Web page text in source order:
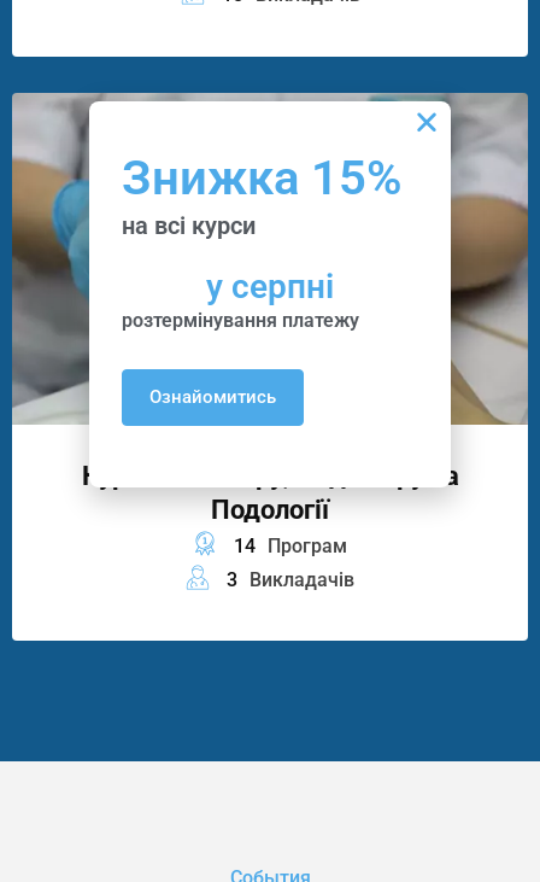
Курси Манікюру, Педикюру Та
Подології
14 Програм
3 Викладачів
Знижка 15%
на всі курси
у серпні
розтермінування платежу
Ознайомитись